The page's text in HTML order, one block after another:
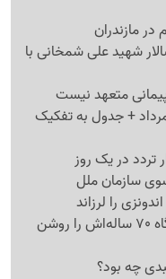
در مازندران
شهید علی شمخانی با
متعهد نیست
برق کرمانشاه فردا پنجشنبه 15 مرداد + جدول به تفکیک
سازمان ملل
رومانی برای مقابله با کمبود برق، نیروگاه 70 ساله‌اش را روشن
چه بود؟